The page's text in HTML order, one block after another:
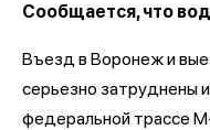
Сообщается, что
Въезд в Воронеж и
серьезно затруднены
федеральной трассе